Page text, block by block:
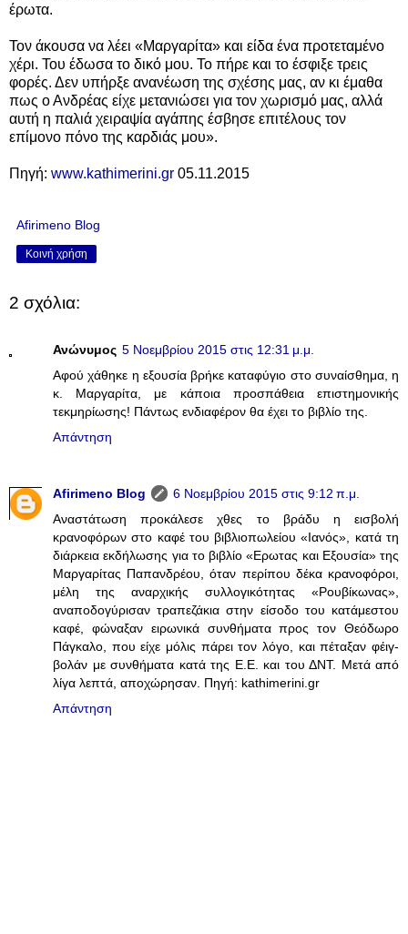
έρωτα.
Τον άκουσα να λέει «Μαργαρίτα» και είδα ένα προτεταμένο
χέρι. Του έδωσα το δικό μου. Το πήρε και το έσφιξε τρεις
φορές. Δεν υπήρξε ανανέωση της σχέσης μας, αν κι έμαθα
πως ο Ανδρέας είχε μετανιώσει για τον χωρισμό μας, αλλά
αυτή η παλιά χειραψία αγάπης έσβησε επιτέλους τον
επίμονο πόνο της καρδιάς μου».
Πηγή: www.kathimerini.gr 05.11.2015
Afirimeno Blog
Κοινή χρήση
2 σχόλια:
Ανώνυμος 5 Νοεμβρίου 2015 στις 12:31 μ.μ.
Αφού χάθηκε η εξουσία βρήκε καταφύγιο στο συναίσθημα, η
κ. Μαργαρίτα, με κάποια προσπάθεια επιστημονικής
τεκμηρίωσης! Πάντως ενδιαφέρον θα έχει το βιβλίο της.
Απάντηση
Afirimeno Blog
6 Νοεμβρίου 2015 στις 9:12 π.μ.
Aναστάτωση προκάλεσε χθες το βράδυ η εισβολή
κρανοφόρων στο καφέ του βιβλιοπωλείου «Ιανός», κατά τη
διάρκεια εκδήλωσης για το βιβλίο «Ερωτας και Εξουσία» της
Μαργαρίτας Παπανδρέου, όταν περίπου δέκα κρανοφόροι,
μέλη της αναρχικής συλλογικότητας «Ρουβίκωνας»,
αναποδογύρισαν τραπεζάκια στην είσοδο του κατάμεστου
καφέ, φώναξαν ειρωνικά συνθήματα προς τον Θεόδωρο
Πάγκαλο, που είχε μόλις πάρει τον λόγο, και πέταξαν φέιγ-
βολάν με συνθήματα κατά της Ε.Ε. και του ΔΝΤ. Μετά από
λίγα λεπτά, αποχώρησαν. Πηγή: kathimerini.gr
Απάντηση